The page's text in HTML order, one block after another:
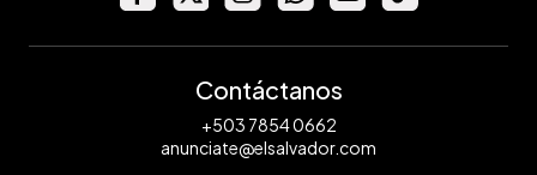
Contáctanos
+503 7854 0662
anunciate@elsalvador.com